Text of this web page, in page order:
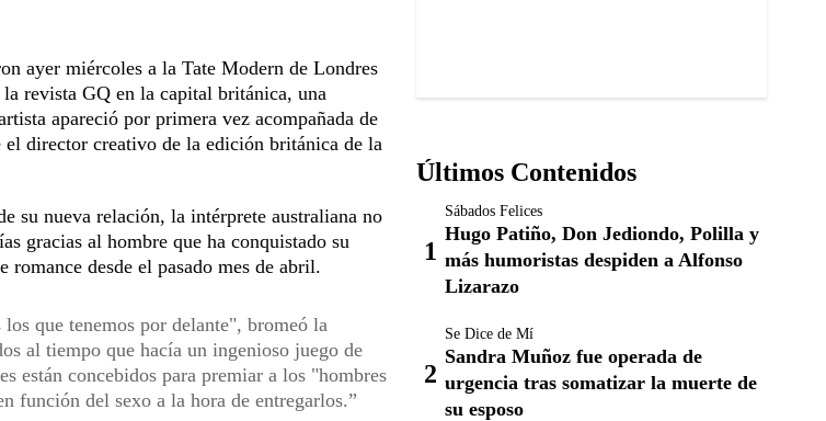
ayer miércoles a la Tate Modern de Londres
revista GQ en la capital británica, una
apareció por primera vez acompañada de
el director creativo de la edición británica de la
su nueva relación, la intérprete australiana no
gracias al hombre que ha conquistado su
desde el pasado mes de abril.
que tenemos por delante", bromeó la
al tiempo que hacía un ingenioso juego de
están concebidos para premiar a los "hombres
función del sexo a la hora de entregarlos.
Últimos Contenidos
Sábados Felices
Hugo Patiño, Don Jediondo, Polilla y
más humoristas despiden a Alfonso
Lizarazo
Se Dice de Mí
Sandra Muñoz fue operada de
urgencia tras somatizar la muerte de
su esposo